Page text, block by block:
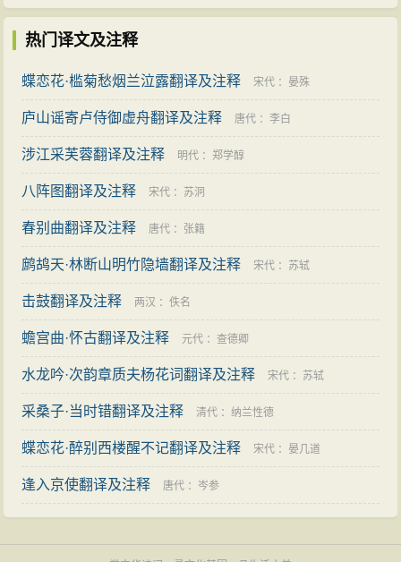
热门译文及注释
蝶恋花·槛菊愁烟兰泣露翻译及注释 宋代 ： 晏殊
庐山谣寄卢侍御虚舟翻译及注释 唐代 ：李白
涉江采芙蓉翻译及注释 明代 ：郑学醇
八阵图翻译及注释 宋代 ： 苏泂
春别曲翻译及注释 唐代 ： 张籍
鹧鸪天·林断山明竹隐墙翻译及注释 宋代 ： 苏轼
击鼓翻译及注释 两汉 ：佚名
蟾宫曲·怀古翻译及注释 元代 ： 查德卿
水龙吟·次韵章质夫杨花词翻译及注释 宋代 ： 苏轼
采桑子·当时错翻译及注释 清代 ：纳兰性德
蝶恋花·醉别西楼醒不记翻译及注释 宋代 ： 晏几道
逢入京使翻译及注释 唐代 ： 岑参